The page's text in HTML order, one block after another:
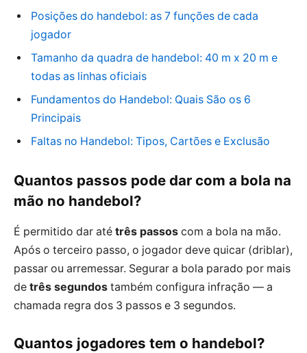
Posições do handebol: as 7 funções de cada
jogador
Tamanho da quadra de handebol: 40 m x 20 m e
todas as linhas oficiais
Fundamentos do Handebol: Quais São os 6
Principais
Faltas no Handebol: Tipos, Cartões e Exclusão
Quantos passos pode dar com a bola na
mão no handebol?
É permitido dar até três passos com a bola na mão.
Após o terceiro passo, o jogador deve quicar (driblar),
passar ou arremessar. Segurar a bola parado por mais
de três segundos também configura infração — a
chamada regra dos 3 passos e 3 segundos.
Quantos jogadores tem o handebol?